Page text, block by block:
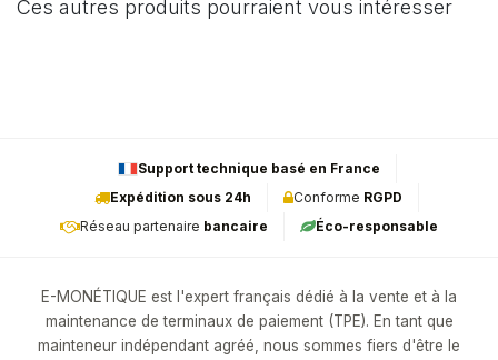
Ces autres produits pourraient vous intéresser
Support technique basé en France
Expédition sous 24h
Conforme RGPD
Réseau partenaire bancaire Éco-responsable
E-MONÉTIQUE est l'expert français dédié à la vente et à la
maintenance de terminaux de paiement (TPE). En tant que
mainteneur indépendant agréé, nous sommes fiers d'être le